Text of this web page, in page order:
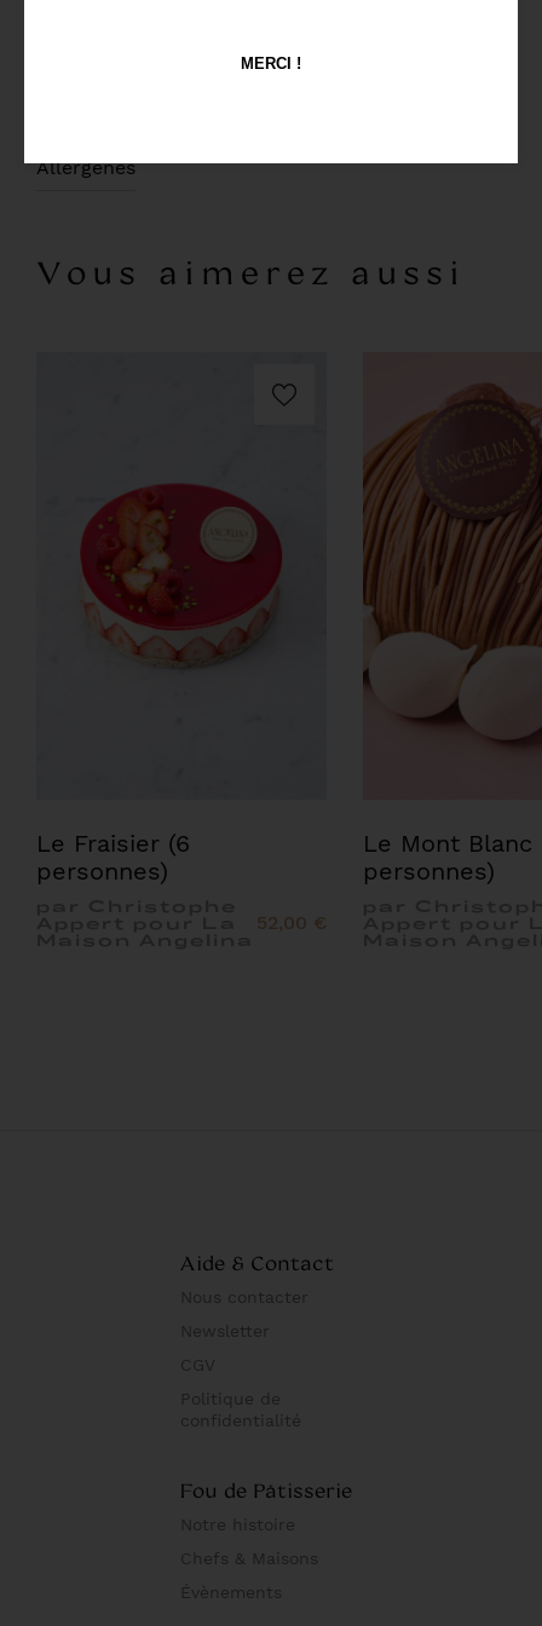
MERCI !
Allergènes
Vous aimerez aussi
Le Fraisier (6
personnes)
52,00 €
Le Mont Blanc
personnes)
Aide & Contact
Nous contacter
Newsletter
CGV
Politique de
confidentialité
Fou de Pâtisserie
Notre histoire
Chefs & Maisons
Évènements